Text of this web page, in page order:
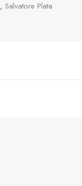
, Salvatore Plata